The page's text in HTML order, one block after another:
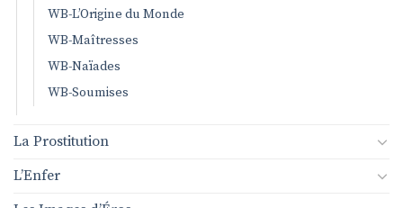
WB-L’Origine du Monde
WB-Maîtresses
WB-Naïades
WB-Soumises
La Prostitution
L’Enfer